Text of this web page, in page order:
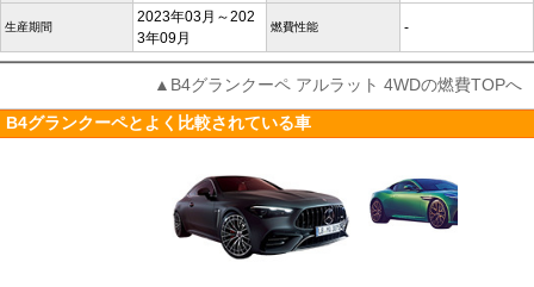
生産期間
2023年03月～202
3年09月
燃費性能 -
▲B4グランクーペ アルラット 4WDの燃費TOPへ
B4グランクーペとよく比較されている車